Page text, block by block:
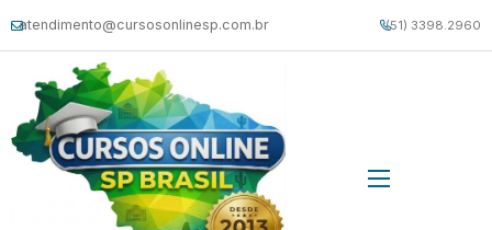
atendimento@cursosonlinesp.com.br (51) 3398.2960